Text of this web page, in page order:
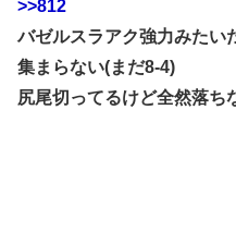
>>812
バゼルスラアク強力みたい
集まらない(まだ8-4)
尻尾切ってるけど全然落ち